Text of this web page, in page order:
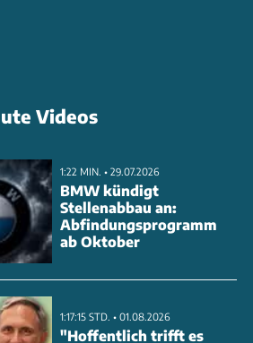
Videos
1:22 MIN. • 29.07.2026
BMW kündigt
Stellenabbau an:
Abfindungsprogramm
ab Oktober
1:17:15 STD. • 01.08.2026
"Hoffentlich trifft es